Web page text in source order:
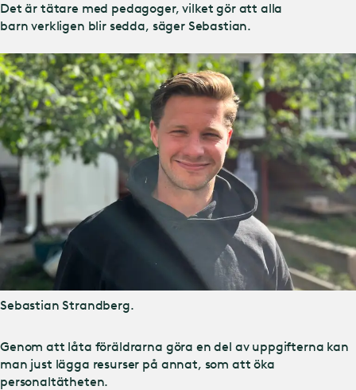
Det är tätare med pedagoger, vilket gör att alla
barn verkligen blir sedda, säger Sebastian.
Sebastian Strandberg.
Genom att låta föräldrarna göra en del av uppgifterna kan
man just lägga resurser på annat, som att öka
personaltätheten.